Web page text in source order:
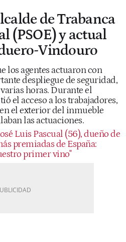
de Trabanca
(PSOE) y actual
Vindouro
los agentes actuaron con
despliegue de seguridad,
horas. Durante el
el acceso a los trabajadores,
el exterior del inmueble
las actuaciones.
Luis Pascual (56), dueño de
premiadas de España:
primer vino"